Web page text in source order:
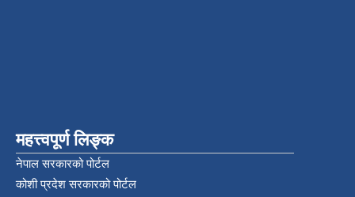
महत्त्वपूर्ण लिङ्क
नेपाल सरकारको पोर्टल
कोशी प्रदेश सरकारको पोर्टल